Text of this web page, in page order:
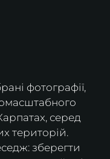
фотографії,
серед
територій.
зберегти